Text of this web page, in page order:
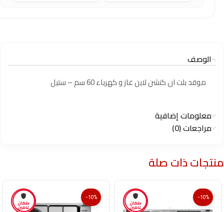
الوصف
موقد بلت ان كتشن لاين غاز و كهرباء 60 سم – ستيل
معلومات إضافية
مراجعات (0)
منتجات ذات صلة
ضمان
عامين
-10%
ضمان
عامين
-10%